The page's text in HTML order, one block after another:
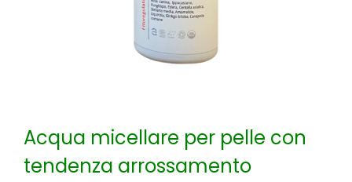
Acqua micellare per pelle con
tendenza arrossamento